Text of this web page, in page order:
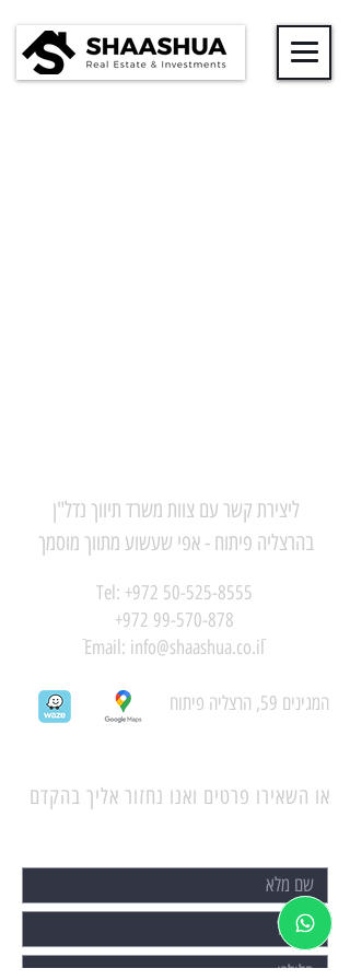
ליצירת קשר עם צוות משרד תיווך נדל"ן
בהרצליה פיתוח - אפי שעשוע מתווך מוסמך
Tel: +972 50-525-8555
+972 99-570-878
ֿEmail: info@shaashua.co.il
המגינים 59, הרצליה פיתוח
או השאירו פרטים ואנו נחזור אליך בהקדם